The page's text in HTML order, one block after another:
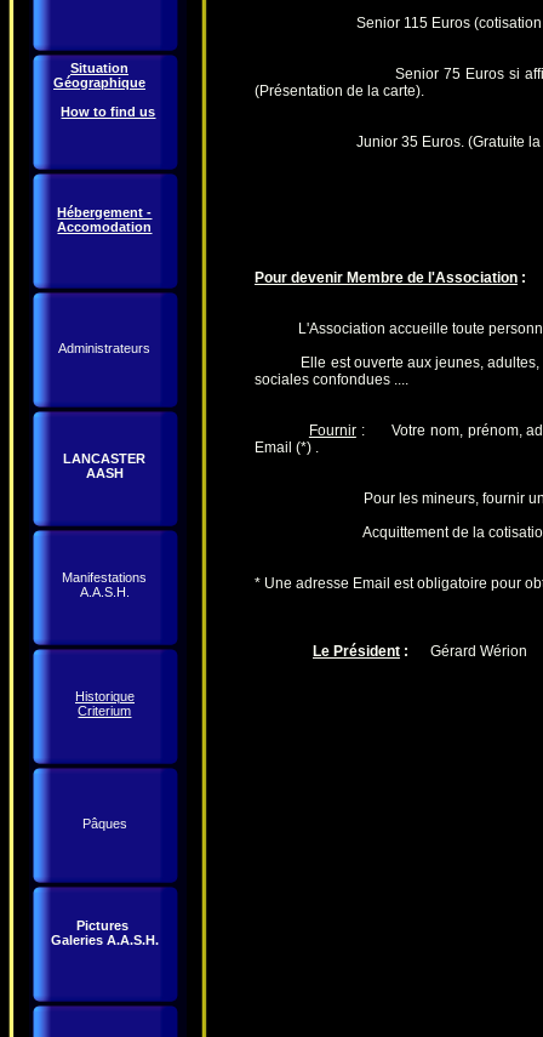
Situation
Géographique
How to find us
Hébergement -
Accomodation
Administrateurs
LANCASTER
AASH
Manifestations
A.A.S.H.
Historique
Criterium
Pâques
Pictures
Galeries A.A.S.H.
Senior 115 Euros (cotisation
Senior 75 Euros si affilié à la
(Présentation de la carte).
Junior 35 Euros. (Gratuite la
Pour devenir Membre de l'Association :
L'Association accueille toute personne
Elle est ouverte aux jeunes, adultes,
sociales confondues ....
Fournir: Votre nom, prénom,
Email (*) .
Pour les mineurs, fournir une
Acquittement de la cotisation "
* Une adresse Email est obligatoire pour
Le Président : Gérard Wérion